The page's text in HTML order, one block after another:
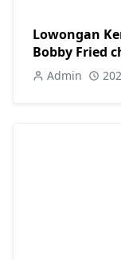
Lowongan
Bobby Fried
Admin